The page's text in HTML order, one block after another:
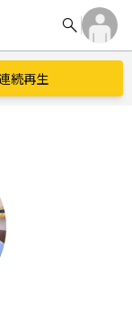
search
続再生